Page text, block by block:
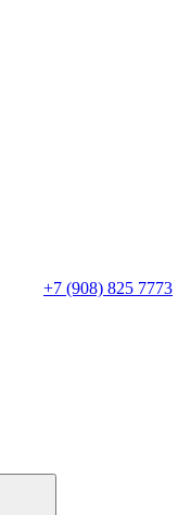
+7 (908) 825 7773